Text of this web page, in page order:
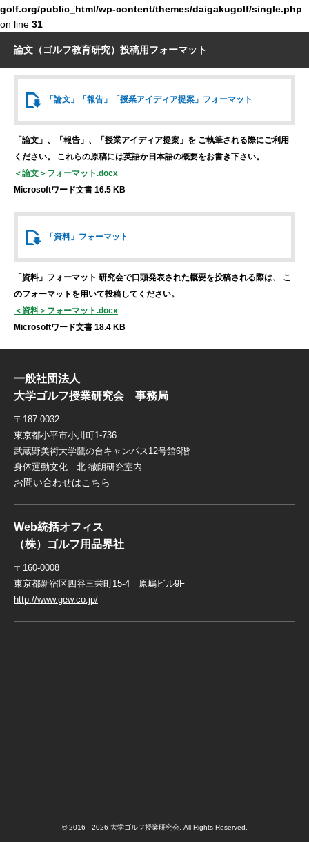
golf.org/public_html/wp-content/themes/daigakugolf/single.php
on line 31
論文（ゴルフ教育研究）投稿用フォーマット
「論文」「報告」 「授業アイディア提案」 フォーマット
「論文」、「報告」、「授業アイディア提案」を ご執筆される際にご利用
ください。
これらの原稿には英語か日本語の概要をお書き下さい。
＜論文＞フォーマット.docx
Microsoftワード文書 16.5 KB
「資料」 フォーマット
「資料」フォーマット 研究会で口頭発表された概要を投稿される際は、
こ
のフォーマットを用いて投稿してください。
＜資料＞フォーマット.docx
Microsoftワード文書 18.4 KB
一般社団法人
大学ゴルフ授業研究会 事務局
〒187-0032
東京都小平市小川町1-736
武蔵野美術大学鷹の台キャンパス12号館6階
身体運動文化 北 徹朗研究室内
お問い合わせはこちら
Web統括オフィス
（株）ゴルフ用品界社
〒160-0008
東京都新宿区四谷三栄町15-4 原嶋ビル9F
http://www.gew.co.jp/
© 2016 - 2026 大学ゴルフ授業研究会. All Rights Reserved.